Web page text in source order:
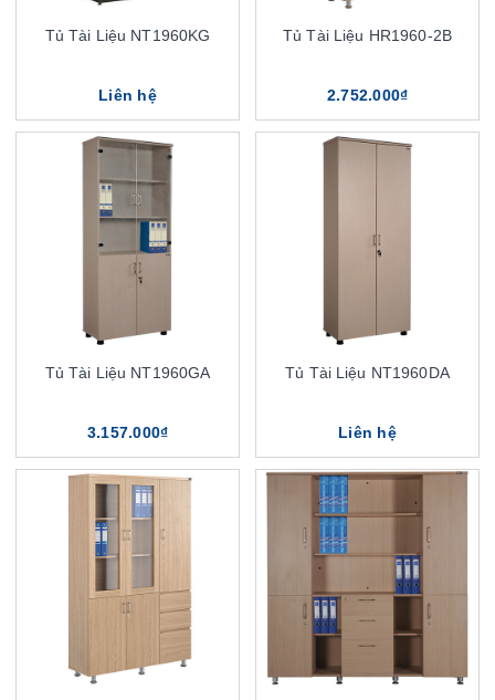
Tủ Tài Liệu NT1960KG
Liên hệ
Tủ Tài Liệu HR1960-2B
2.752.000₫
Tủ Tài Liệu NT1960GA
3.157.000₫
Tủ Tài Liệu NT1960DA
Liên hệ